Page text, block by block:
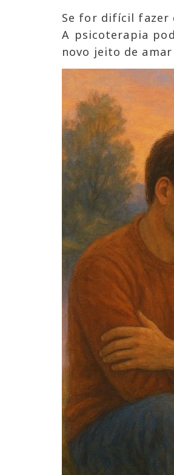
Se for difícil fazer
A psicoterapia
novo jeito de